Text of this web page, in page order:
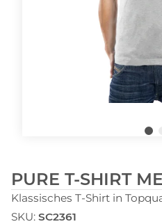
PURE T-SHIRT
Klassisches T-Shirt in
SKU: SC2361